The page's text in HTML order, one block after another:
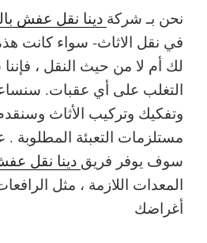
نحن بـ شركة دينا نقل عفش
في نقل الاثاث- سواء كانت
لك أم لا من حيث النقل ،
التغلب على أي عقبات.
وتفكيك وتركيب الأثاث
مستلزمات التعبئة المطلوبة .
سوف يوفر فريق دينا نقل
المعدات اللازمة ، مثل
أغراضك